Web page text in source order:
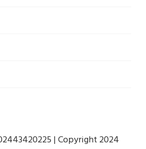
| Copyright 2024